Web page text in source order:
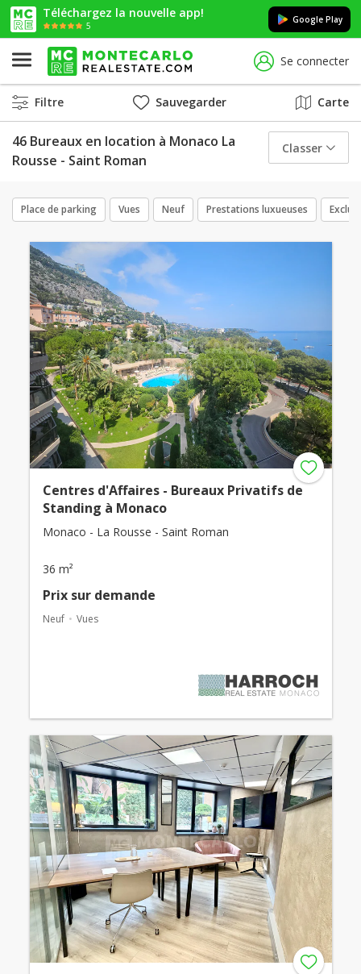
Téléchargez la nouvelle app!
5
Google Play
Se connecter
Filtre Sauvegarder Carte
46 Bureaux en location à Monaco La
Rousse - Saint Roman
Classer
Place de parking Vues Neuf Prestations luxueuses
Centres d'Affaires - Bureaux Privatifs de
Standing à Monaco
Monaco - La Rousse - Saint Roman
36 m²
Prix ​​sur demande
Neuf Vues